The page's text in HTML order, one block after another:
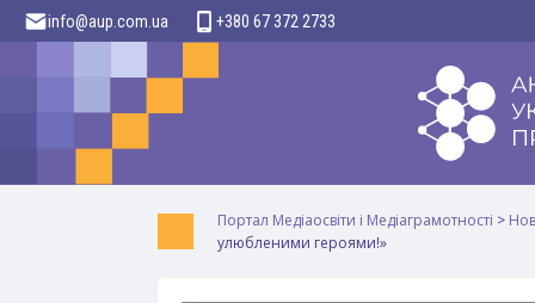
info@aup.com.ua +380 67 372 2733
Портал Медіаосвіти і Медіаграмотності >
улюбленими героями!»